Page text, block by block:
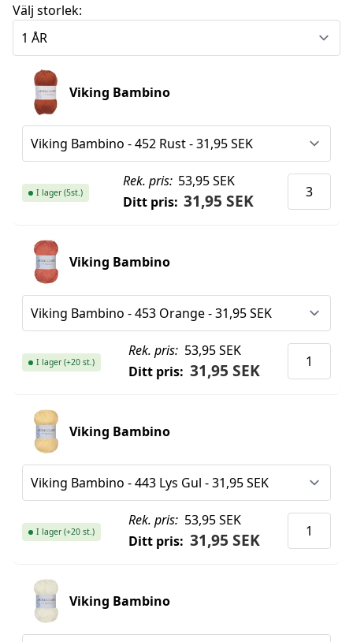
Välj storlek:
Viking Bambino
Rek. pris: 53,95 SEK
Ditt pris: 31,95 SEK
I lager (5st.)
Viking Bambino
Rek. pris: 53,95 SEK
Ditt pris: 31,95 SEK
I lager (+20 st.)
Viking Bambino
Rek. pris: 53,95 SEK
Ditt pris: 31,95 SEK
I lager (+20 st.)
Viking Bambino